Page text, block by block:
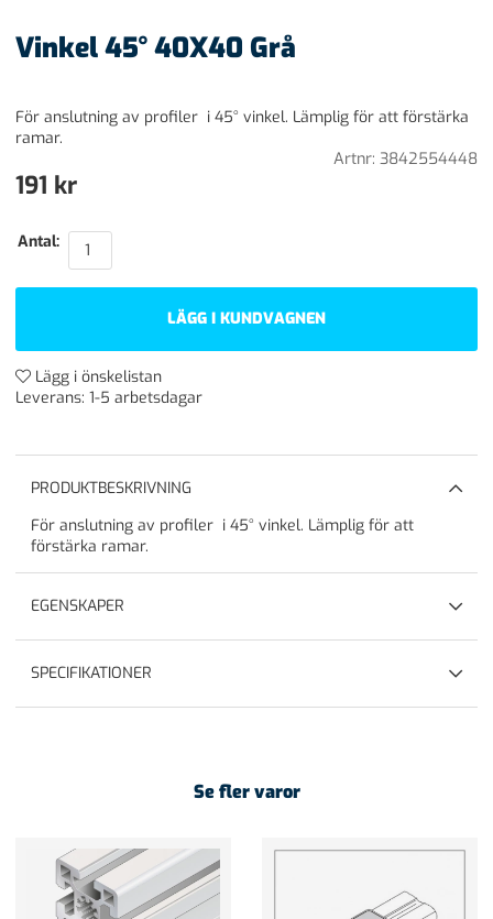
Vinkel 45° 40X40 Grå
För anslutning av profiler i 45° vinkel. Lämplig för att förstärka
ramar.
Artnr: 3842554448
191 kr
Antal:
LÄGG I KUNDVAGNEN
Lägg i önskelistan
Leverans: 1-5 arbetsdagar
PRODUKTBESKRIVNING
För anslutning av profiler i 45° vinkel. Lämplig för att
förstärka ramar.
EGENSKAPER
SPECIFIKATIONER
Se fler varor